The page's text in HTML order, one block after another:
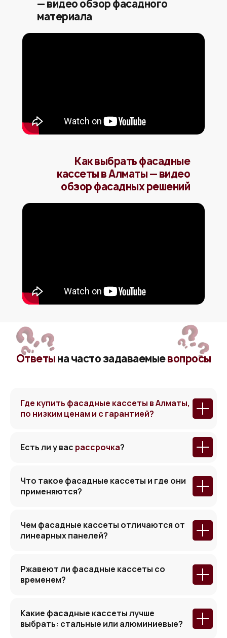
— видео обзор фасадного
материала
Как выбрать фасадные
кассеты в Алматы — видео
обзор фасадных решений
Ответына часто задаваемыевопросы
Где купить фасадные кассеты в Алматы,
по низким ценам и с гарантией?
Есть ли у вас рассрочка?
Что такое фасадные кассеты и где они
применяются?
Чем фасадные кассеты отличаются от
линеарных панелей?
Ржавеют ли фасадные кассеты со
временем?
Какие фасадные кассеты лучше
выбрать: стальные или алюминиевые?